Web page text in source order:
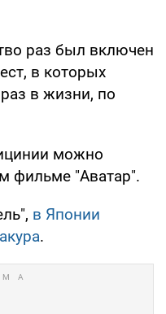
раз был включен
в которых
в жизни, по
можно
фильме "Аватар".
в Японии
.